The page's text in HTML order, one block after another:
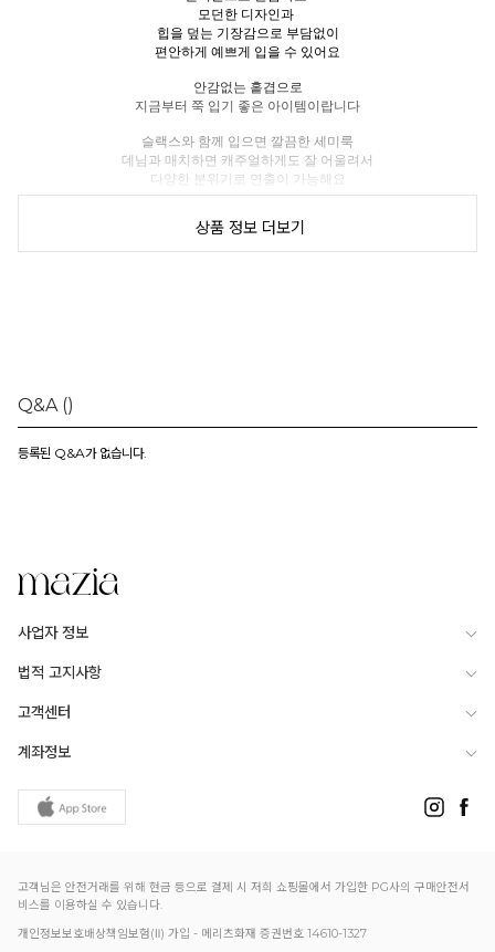
모던한 디자인과
힙을 덮는 기장감으로 부담없이
편안하게 예쁘게 입을 수 있어요
안감없는 홑겹으로
지금부터 쭉 입기 좋은 아이템이랍니다
슬랙스와 함께 입으면 깔끔한 세미룩
데님과 매치하면 캐주얼하게도 잘 어울려서
다양한 분위기로 연출이 가능해요
매 시즌 꺼내 입기 좋은,
하나쯤 꼭 필요한 기본 자켓으로 추천드릴게요
HJ모델 사이즈
상의 평소 55size & 하의 Ssize 착용 │ 키167cm
전체적으로 슬림하고 골반이 약간 있는
상품 정보 더보기
Q&A ()
등록된 Q&A가 없습니다.
사업자 정보
법적 고지사항
고객센터
계좌정보
고객님은 안전거래를 위해 현금 등으로 결제 시 저희 쇼핑몰에서 가입한 PG사의 구매안전서
비스를 이용하실 수 있습니다.
개인정보보호배상책임보험(Ⅱ) 가입 - 메리츠화재 증권번호 14610-1327